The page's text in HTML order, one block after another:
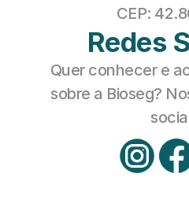
CEP:
Redes
Quer conhecer e
sobre a Bioseg?